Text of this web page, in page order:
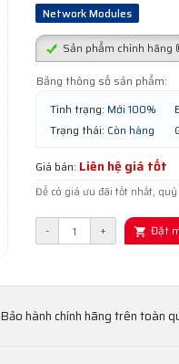
Network Modules
Sản phẩm chính hãng
Bảng thông số sản phẩm:
Tình trạng: Mới 100%
Trạng thái: Còn hàng
Giá bán: Liên hệ giá tốt
Để có giá ưu đãi tốt nhất,
- + Đặt
Bảo hành chính hãng trên toàn